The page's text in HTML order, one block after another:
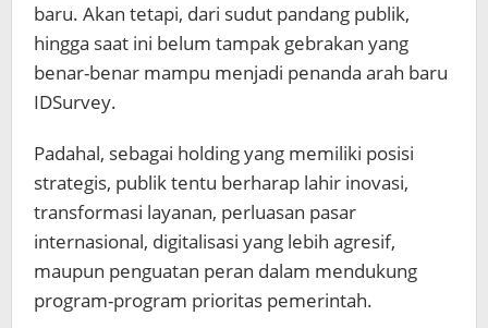
baru. Akan tetapi, dari sudut pandang publik,
hingga saat ini belum tampak gebrakan yang
benar-benar mampu menjadi penanda arah baru
IDSurvey.
Padahal, sebagai holding yang memiliki posisi
strategis, publik tentu berharap lahir inovasi,
transformasi layanan, perluasan pasar
internasional, digitalisasi yang lebih agresif,
maupun penguatan peran dalam mendukung
program-program prioritas pemerintah.